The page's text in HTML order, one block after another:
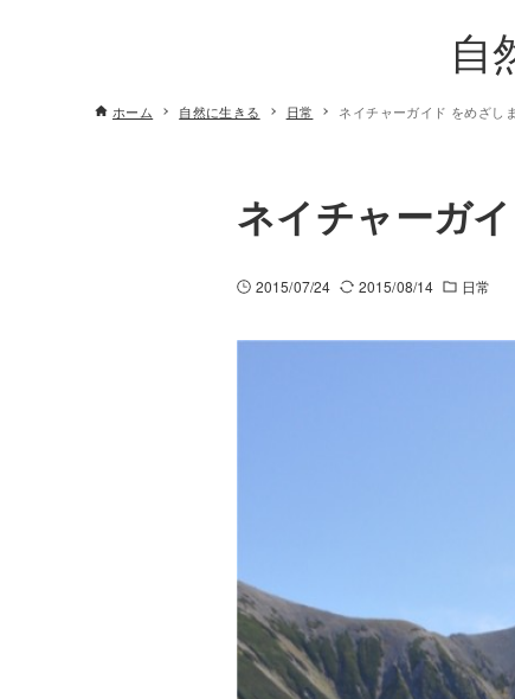
自
ホーム 自然に生きる 日常 ネイチャーガイド をめざし
ネイチャーガ
2015/07/24 2015/08/14 日常